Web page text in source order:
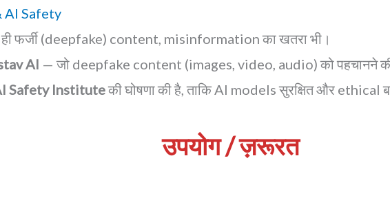
AI Safety
ही फर्जी (deepfake) content, misinformation का खतरा भी।
AI — जो deepfake content (images, video, audio) को पहचानने
Safety Instituteकी घोषणा की है, ताकि AI models सुरक्षित और ethical
उपयोग / ज़रूरत